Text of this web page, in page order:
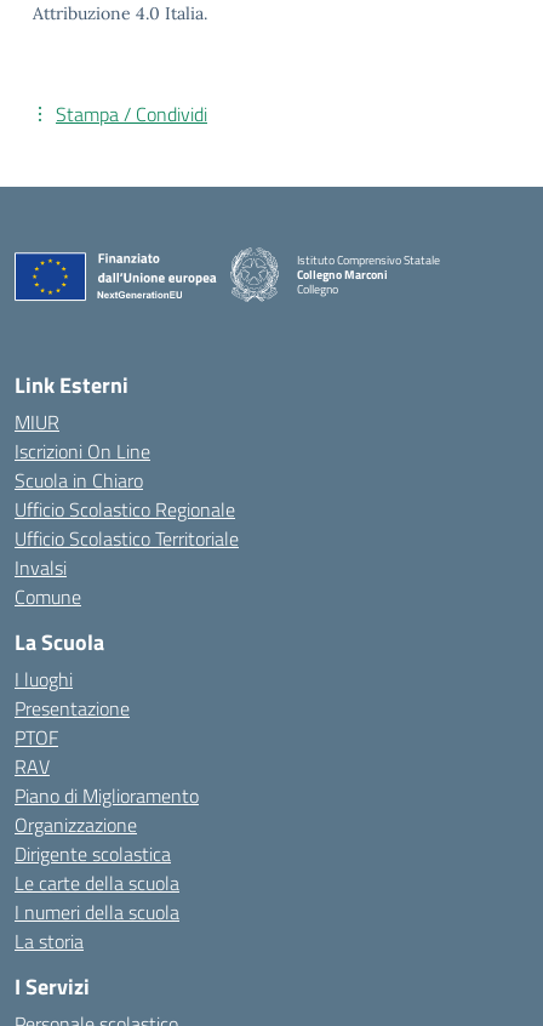
Attribuzione 4.0 Italia.
Stampa / Condividi
Istituto Comprensivo Statale
Collegno Marconi
Collegno
Link Esterni
MIUR
Iscrizioni On Line
Scuola in Chiaro
Ufficio Scolastico Regionale
Ufficio Scolastico Territoriale
Invalsi
Comune
La Scuola
I luoghi
Presentazione
PTOF
RAV
Piano di Miglioramento
Organizzazione
Dirigente scolastica
Le carte della scuola
I numeri della scuola
La storia
I Servizi